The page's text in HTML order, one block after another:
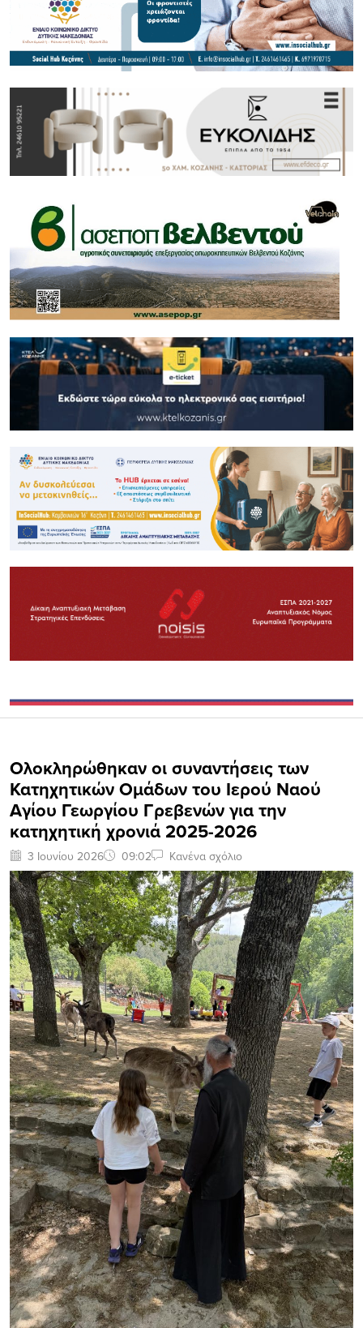
Oλοκληρώθηκαν οι συναντήσεις των
Κατηχητικών Ομάδων του Ιερού Ναού
Αγίου Γεωργίου Γρεβενών για την
κατηχητική χρονιά 2025-2026
3 Ιουνίου 2026 09:02 Κανένα σχόλιο